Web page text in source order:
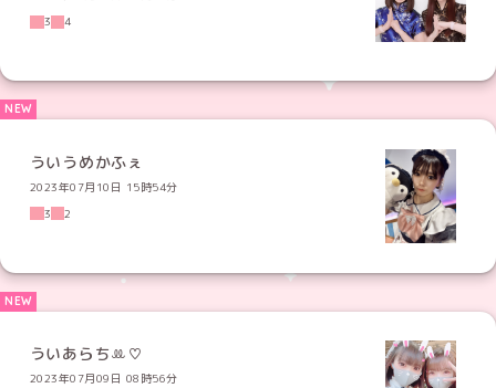
3
4
ういうめかふぇ
2023年07月10日 15時54分
3
2
ういあらちꔛ♡
2023年07月09日 08時56分